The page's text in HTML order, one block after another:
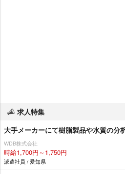
求人特集
大手メーカーにて樹脂製品や水質の分
WDB株式会社
時給1,700円～1,750円
派遣社員 / 愛知県